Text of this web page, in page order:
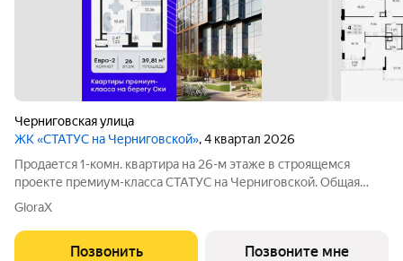
Черниговская улица
ЖК «СТАТУС на Черниговской», 4 квартал 2026
Продается 1-комн. квартира на 26-м этаже в строящемся
проекте премиум-класса СТАТУС на Черниговской. Общая
площадь лота составляет 39,81 кв. м, из которых 13,36 кв. м
квартиры - 515.
GloraX
Позвонить Позвоните мне